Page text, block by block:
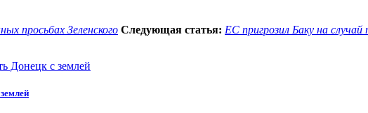
просьбах Зеленского Следующая статья: ЕС пригрозил Баку на